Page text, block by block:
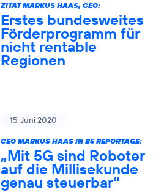
ZITAT MARKUS HAAS, CEO:
Erstes bundesweites
Förderprogramm für
nicht rentable
Regionen
15. Juni 2020
CEO MARKUS HAAS IN B5 REPORTAGE:
„Mit 5G sind Roboter
auf die Millisekunde
genau steuerbar“